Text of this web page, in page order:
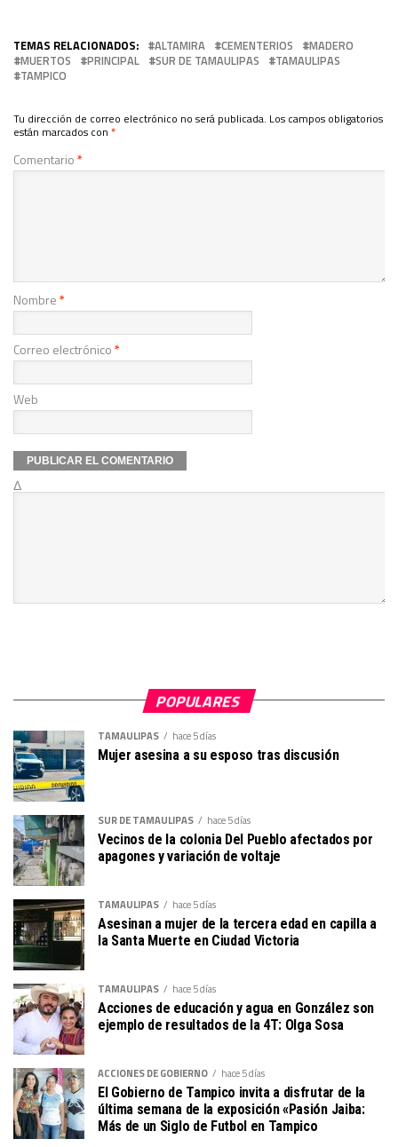
TEMAS RELACIONADOS: ALTAMIRA CEMENTERIOS
MADERO
MUERTOS
PRINCIPAL SUR DE TAMAULIPAS
TAMAULIPAS
TAMPICO
Tu dirección de correo electrónico no será publicada. Los campos obligatorios
están marcados con *
Comentario*
Nombre*
Correo electrónico*
Web
Δ
POPULARES
TAMAULIPAS hace 5 días
Mujer asesina a su esposo tras discusión
SUR DE TAMAULIPAS hace 5 días
Vecinos de la colonia Del Pueblo afectados por
apagones y variación de voltaje
TAMAULIPAS hace 5 días
Asesinan a mujer de la tercera edad en capilla a
la Santa Muerte en Ciudad Victoria
TAMAULIPAS hace 5 días
Acciones de educación y agua en González son
ejemplo de resultados de la 4T: Olga Sosa
ACCIONES DE GOBIERNO hace 5 días
El Gobierno de Tampico invita a disfrutar de la
última semana de la exposición «Pasión Jaiba:
Más de un Siglo de Futbol en Tampico